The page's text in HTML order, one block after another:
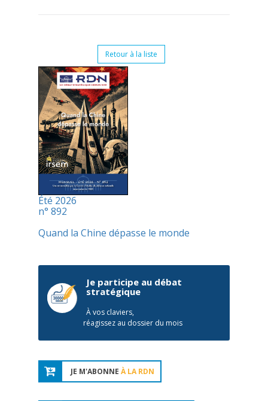
Retour à la liste
Été 2026
n° 892
Quand la Chine dépasse le monde
Je participe au débat
stratégique
À vos claviers,
réagissez au dossier du mois
JE M'ABONNE À LA RDN